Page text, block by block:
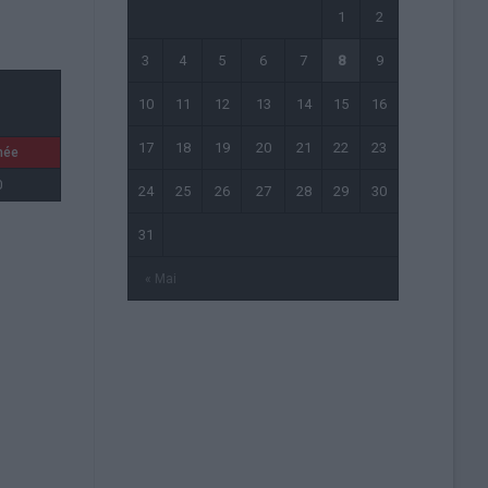
« Mai
1 2
3 4 5 6 7 8 9
10 11 12 13 14 15 16
17 18 19 20 21 22 23
24 25 26 27 28 29 30
31